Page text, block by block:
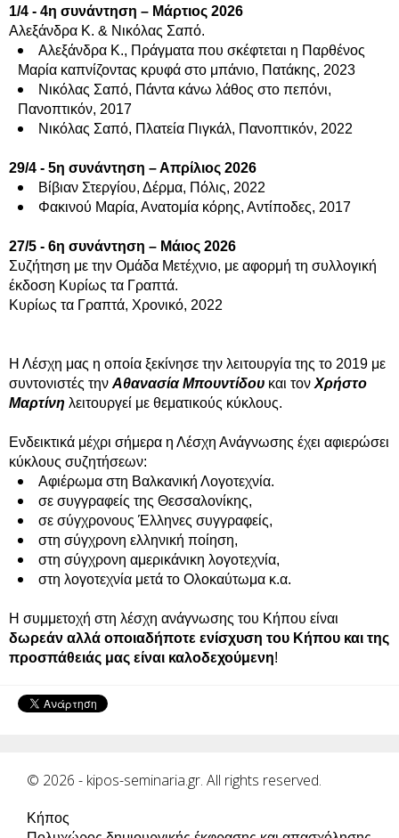
1/4 - 4η συνάντηση – Μάρτιος 2026
Αλεξάνδρα Κ. & Νικόλας Σαπό.
Αλεξάνδρα Κ., Πράγματα που σκέφτεται η Παρθένος
Μαρία καπνίζοντας κρυφά στο μπάνιο, Πατάκης, 2023
Νικόλας Σαπό, Πάντα κάνω λάθος στο πεπόνι,
Πανοπτικόν, 2017
Νικόλας Σαπό, Πλατεία Πιγκάλ, Πανοπτικόν, 2022
29/4 - 5η συνάντηση – Απρίλιος 2026
Βίβιαν Στεργίου, Δέρμα, Πόλις, 2022
Φακινού Μαρία, Ανατομία κόρης, Αντίποδες, 2017
27/5 - 6η συνάντηση – Μάιος 2026
Συζήτηση με την Ομάδα Μετέχνιο, με αφορμή τη συλλογική
έκδοση Κυρίως τα Γραπτά.
Κυρίως τα Γραπτά, Χρονικό, 2022
Η Λέσχη μας η οποία ξεκίνησε την λειτουργία της το 2019 με
συντονιστές τηνΑθανασία Μπουντίδου και τονΧρήστο
Μαρτίνη λειτουργεί με θεματικούς κύκλους.
Ενδεικτικά μέχρι σήμερα η Λέσχη Ανάγνωσης έχει αφιερώσει
κύκλους συζητήσεων:
Αφιέρωμα στη Βαλκανική Λογοτεχνία.
σε συγγραφείς της Θεσσαλονίκης,
σε σύγχρονους Έλληνες συγγραφείς,
στη σύγχρονη ελληνική ποίηση,
στη σύγχρονη αμερικάνικη λογοτεχνία,
στη λογοτεχνία μετά το Ολοκαύτωμα κ.α.
Η συμμετοχή στη λέσχη ανάγνωσης του Κήπου είναι
δωρεάν αλλά οποιαδήποτε ενίσχυση του Κήπου και της
προσπάθειάς μας είναι καλοδεχούμενη!
© 2026 - kipos-seminaria.gr. All rights reserved.
Κήπος